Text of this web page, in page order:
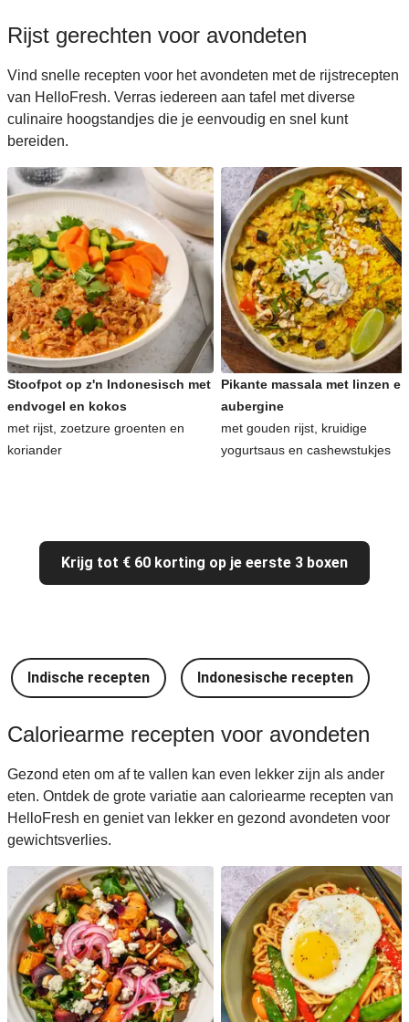
Rijst gerechten voor avondeten
Vind snelle recepten voor het avondeten met de rijstrecepten
van HelloFresh. Verras iedereen aan tafel met diverse
culinaire hoogstandjes die je eenvoudig en snel kunt
bereiden.
Stoofpot op z'n Indonesisch met
endvogel en kokos
met rijst, zoetzure groenten en
koriander
Pikante massala met linzen en
aubergine
met gouden rijst, kruidige
yogurtsaus en cashewstukjes
Krijg tot € 60 korting op je eerste 3 boxen
Indische recepten Indonesische recepten
Caloriearme recepten voor avondeten
Gezond eten om af te vallen kan even lekker zijn als ander
eten. Ontdek de grote variatie aan caloriearme recepten van
HelloFresh en geniet van lekker en gezond avondeten voor
gewichtsverlies.